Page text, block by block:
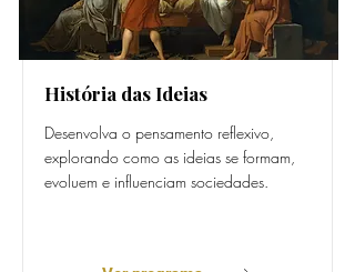
História das Ideias
Desenvolva o pensamento reflexivo,
explorando como as ideias se formam,
evoluem e influenciam sociedades.